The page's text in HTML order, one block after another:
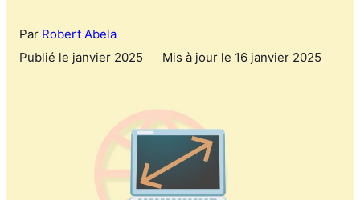
Par Robert Abela
Publié le janvier 2025
Mis à jour le 16 janvier 2025